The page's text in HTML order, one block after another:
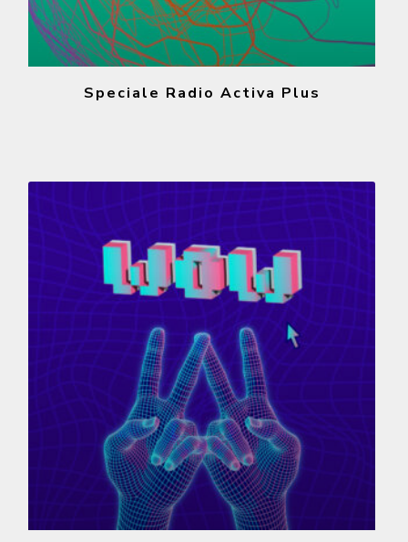
Speciale Radio Activa Plus